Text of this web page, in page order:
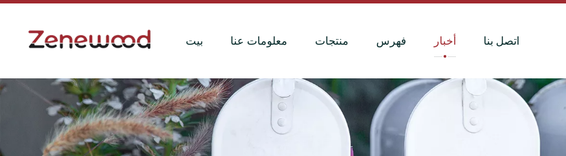
بيت معلومات عنا منتجات فهرس أخبار اتصل بنا